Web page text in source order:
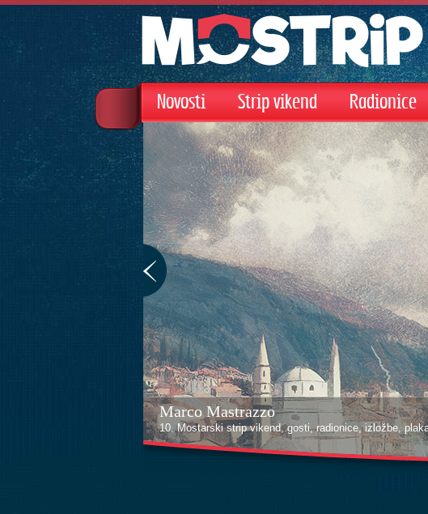
Novosti Strip vikend Radionice
Marco Mastrazzo
10. Mostarski strip vikend, gosti, radionice, izložbe,
Kenan Halilović
10. Mostarski strip vikend, gosti, radionice, izložbe,